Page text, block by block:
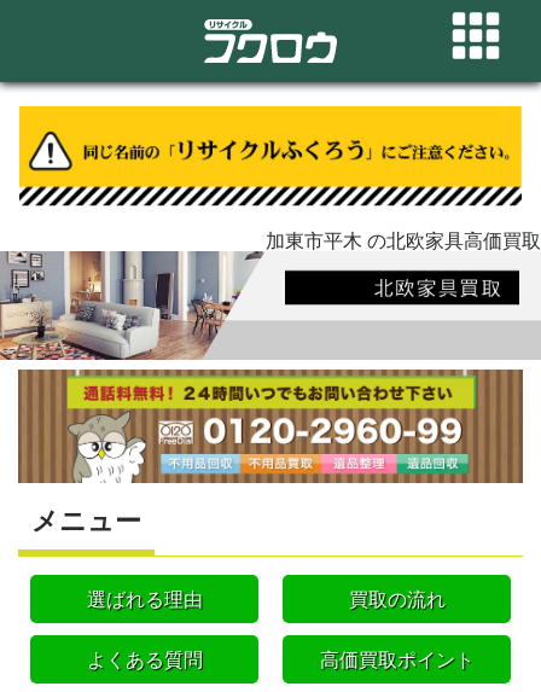
加東市平木 の北欧家具高価買取
メニュー
選ばれる理由 買取の流れ
よくある質問 高価買取ポイント